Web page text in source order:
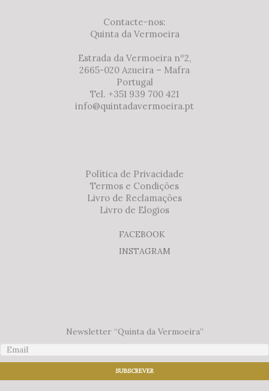
Contacte-nos:
Quinta da Vermoeira
Estrada da Vermoeira nº2,
2665-020 Azueira – Mafra
Portugal
Tel. +351 939 700 421
info@quintadavermoeira.pt
Política de Privacidade
Termos e Condições
Livro de Reclamações
Livro de Elogios
FACEBOOK
INSTAGRAM
Newsletter “Quinta da Vermoeira”